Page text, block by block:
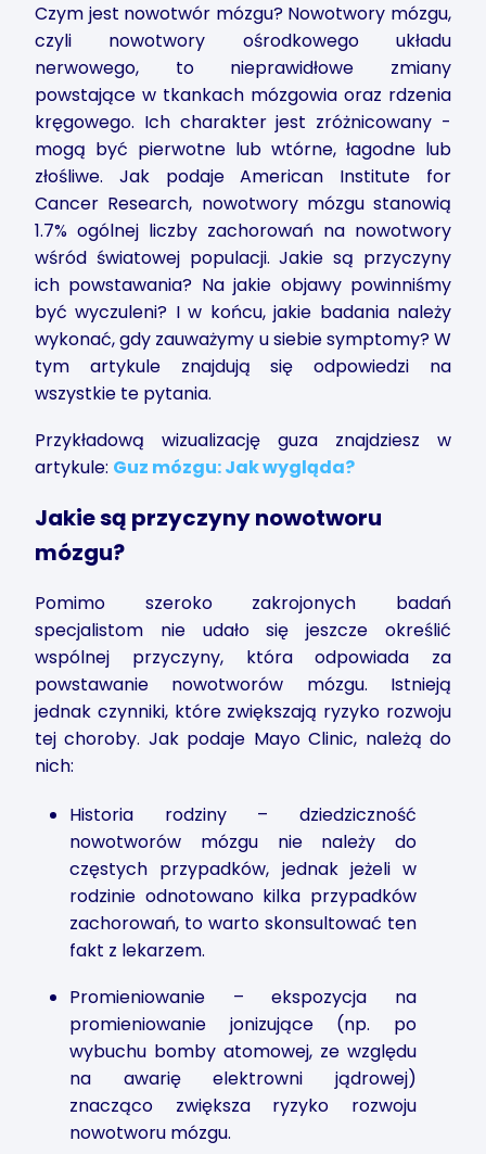
Czym jest nowotwór mózgu? Nowotwory mózgu,
czyli nowotwory ośrodkowego układu
nerwowego, to nieprawidłowe zmiany
powstające w tkankach mózgowia oraz rdzenia
kręgowego. Ich charakter jest zróżnicowany -
mogą być pierwotne lub wtórne, łagodne lub
złośliwe. Jak podaje American Institute for
Cancer Research, nowotwory mózgu stanowią
1.7% ogólnej liczby zachorowań na nowotwory
wśród światowej populacji. Jakie są przyczyny
ich powstawania? Na jakie objawy powinniśmy
być wyczuleni? I w końcu, jakie badania należy
wykonać, gdy zauważymy u siebie symptomy? W
tym artykule znajdują się odpowiedzi na
wszystkie te pytania.
Przykładową wizualizację guza znajdziesz w
artykule: Guz mózgu: Jak wygląda?
Jakie są przyczyny nowotworu
mózgu?
Pomimo szeroko zakrojonych badań
specjalistom nie udało się jeszcze określić
wspólnej przyczyny, która odpowiada za
powstawanie nowotworów mózgu. Istnieją
jednak czynniki, które zwiększają ryzyko rozwoju
tej choroby. Jak podaje Mayo Clinic, należą do
nich:
Historia rodziny – dziedziczność
nowotworów mózgu nie należy do
częstych przypadków, jednak jeżeli w
rodzinie odnotowano kilka przypadków
zachorowań, to warto skonsultować ten
fakt z lekarzem.
Promieniowanie – ekspozycja na
promieniowanie jonizujące (np. po
wybuchu bomby atomowej, ze względu
na awarię elektrowni jądrowej)
znacząco zwiększa ryzyko rozwoju
nowotworu mózgu.